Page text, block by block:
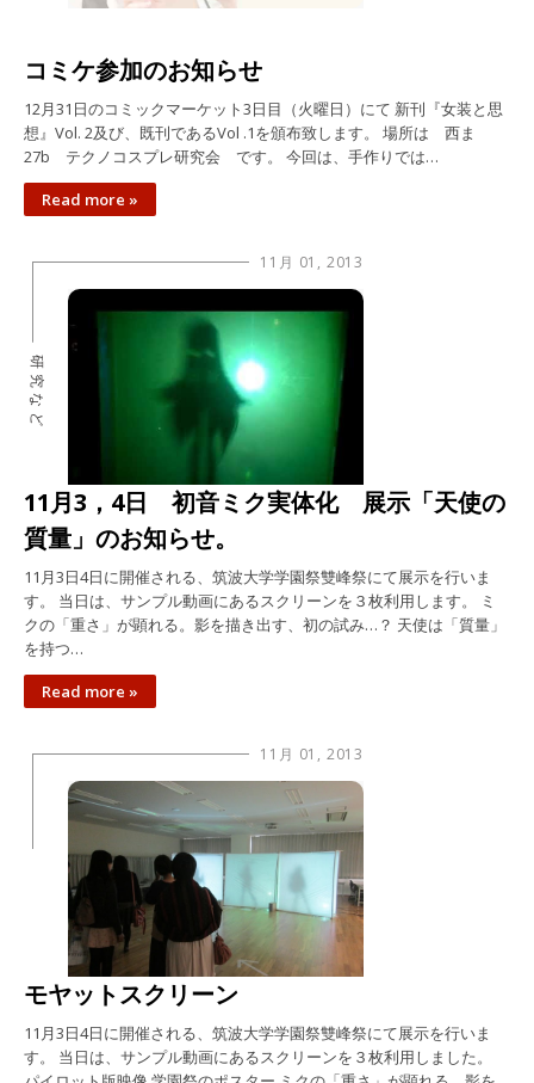
コミケ参加のお知らせ
12月31日のコミックマーケット3日目（火曜日）にて 新刊『女装と思
想』Vol. 2及び、既刊であるVol .1を頒布致します。 場所は 西ま
27b テクノコスプレ研究会 です。 今回は、手作りでは…
Read more »
11月 01, 2013
研究など
11月3，4日 初音ミク実体化 展示「天使の
質量」のお知らせ。
11月3日4日に開催される、筑波大学学園祭雙峰祭にて展示を行いま
す。 当日は、サンプル動画にあるスクリーンを３枚利用します。 ミ
クの「重さ」が顕れる。影を描き出す、初の試み…？ 天使は「質量」
を持つ…
Read more »
11月 01, 2013
モヤットスクリーン
11月3日4日に開催される、筑波大学学園祭雙峰祭にて展示を行いま
す。 当日は、サンプル動画にあるスクリーンを３枚利用しました。